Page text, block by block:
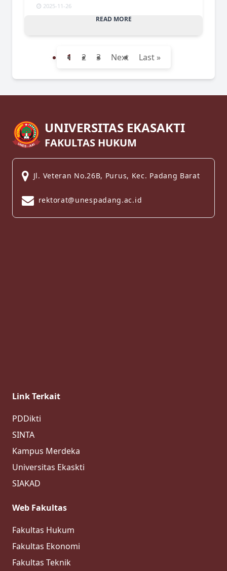
2025-11-26
READ MORE
1 2 3 Next Last »
UNIVERSITAS EKASAKTI
FAKULTAS HUKUM
Jl. Veteran No.26B, Purus, Kec. Padang Barat
rektorat@unespadang.ac.id
Link Terkait
PDDikti
SINTA
Kampus Merdeka
Universitas Ekaskti
SIAKAD
Web Fakultas
Fakultas Hukum
Fakultas Ekonomi
Fakultas Teknik